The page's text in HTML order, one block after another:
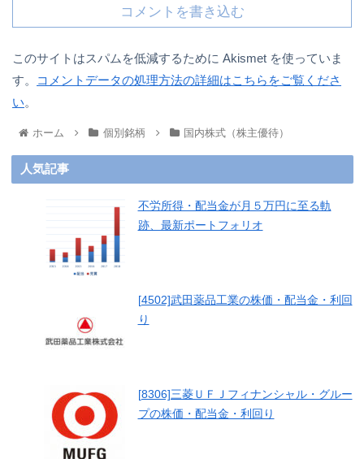
コメントを書き込む
このサイトはスパムを低減するために Akismet を使っていま
す。
コメントデータの処理方法の詳細はこちらをご覧くださ
い。
ホーム 個別銘柄 国内株式（株主優待）
人気記事
不労所得・配当金が月５万円に至る軌
跡、最新ポートフォリオ
[4502]武田薬品工業の株価・配当金・利回
り
[8306]三菱ＵＦＪフィナンシャル・グルー
プの株価・配当金・利回り